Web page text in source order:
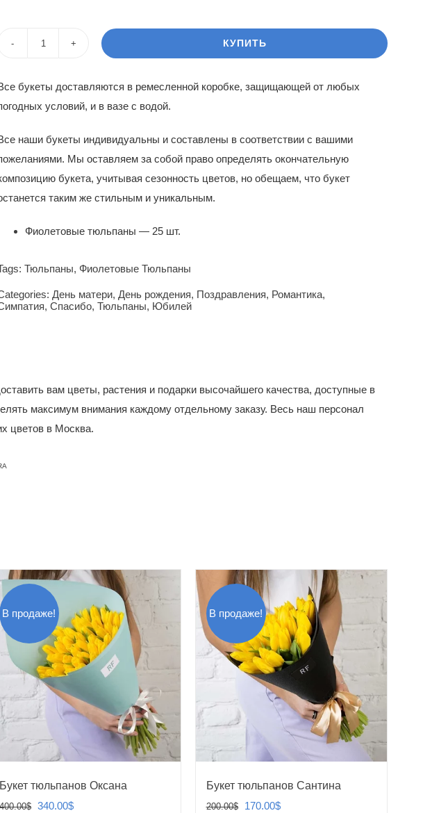
составляла
200.00$.
170.00$.
Букет
тюльпанов
КУПИТЬ
букеты доставляются в ремесленной коробке, защищающей от любых
условий, и в вазе с водой.
наши букеты индивидуальны и составлены в соответствии с вашими
Мы оставляем за собой право определять окончательную
букета, учитывая сезонность цветов, но обещаем, что букет
таким же стильным и уникальным.
Фиолетовые тюльпаны — 25 шт.
Тюльпаны, Фиолетовые Тюльпаны
День матери,День рождения, Поздравления, Романтика,
,Спасибо,Тюльпаны, Юбилей
вам цветы, растения и подарки высочайшего качества, доступные в
максимум внимания каждому отдельному заказу. Весь наш персонал
цветов в Москва.
В продаже!
Букет тюльпанов Оксана
400.00$
Первоначальная
340.00$Текущая
В продаже!
Букет тюльпанов Сантина
200.00$
Первоначальная
170.00$Текущая